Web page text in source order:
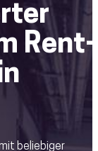
Rent-
beliebiger